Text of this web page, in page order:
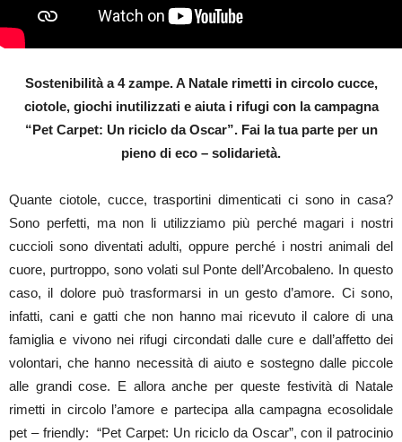
Sostenibilità a 4 zampe. A Natale rimetti in circolo cucce,
ciotole, giochi inutilizzati e aiuta i rifugi con la campagna
“Pet Carpet: Un riciclo da Oscar”. Fai la tua parte per un
pieno di eco – solidarietà.
Quante ciotole, cucce, trasportini dimenticati ci sono in casa?
Sono perfetti, ma non li utilizziamo più perché magari i nostri
cuccioli sono diventati adulti, oppure perché i nostri animali del
cuore, purtroppo, sono volati sul Ponte dell’Arcobaleno. In questo
caso, il dolore può trasformarsi in un gesto d’amore. Ci sono,
infatti, cani e gatti che non hanno mai ricevuto il calore di una
famiglia e vivono nei rifugi circondati dalle cure e dall’affetto dei
volontari, che hanno necessità di aiuto e sostegno dalle piccole
alle grandi cose. E allora anche per queste festività di Natale
rimetti in circolo l’amore e partecipa alla campagna ecosolidale
pet – friendly: “Pet Carpet: Un riciclo da Oscar”, con il patrocinio